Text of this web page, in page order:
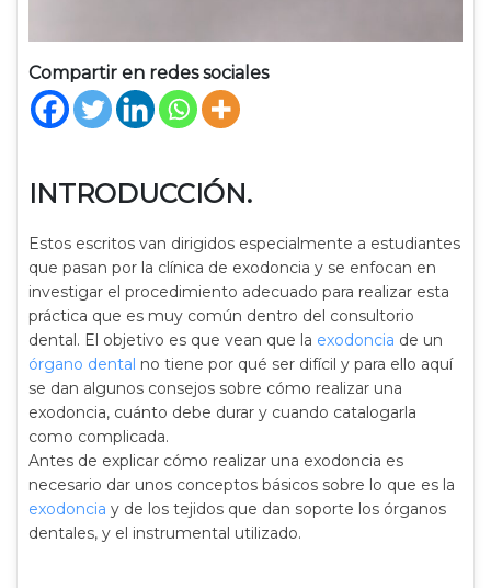
Compartir en redes sociales
INTRODUCCIÓN.
Estos escritos van dirigidos especialmente a estudiantes
que pasan por la clínica de exodoncia y se enfocan en
investigar el procedimiento adecuado para realizar esta
práctica que es muy común dentro del consultorio
dental. El objetivo es que vean que la exodoncia de un
órgano dental no tiene por qué ser difícil y para ello aquí
se dan algunos consejos sobre cómo realizar una
exodoncia, cuánto debe durar y cuando catalogarla
como complicada.
Antes de explicar cómo realizar una exodoncia es
necesario dar unos conceptos básicos sobre lo que es la
exodoncia y de los tejidos que dan soporte los órganos
dentales, y el instrumental utilizado.